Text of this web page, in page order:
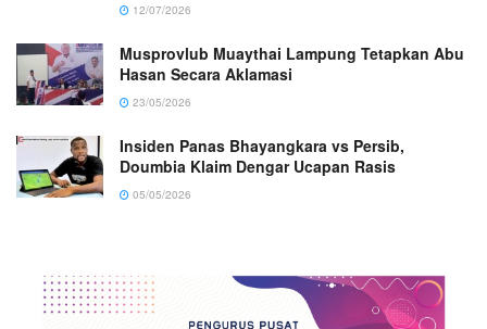
12/07/2026
Musprovlub Muaythai Lampung Tetapkan Abu
Hasan Secara Aklamasi
23/05/2026
Insiden Panas Bhayangkara vs Persib,
Doumbia Klaim Dengar Ucapan Rasis
05/05/2026